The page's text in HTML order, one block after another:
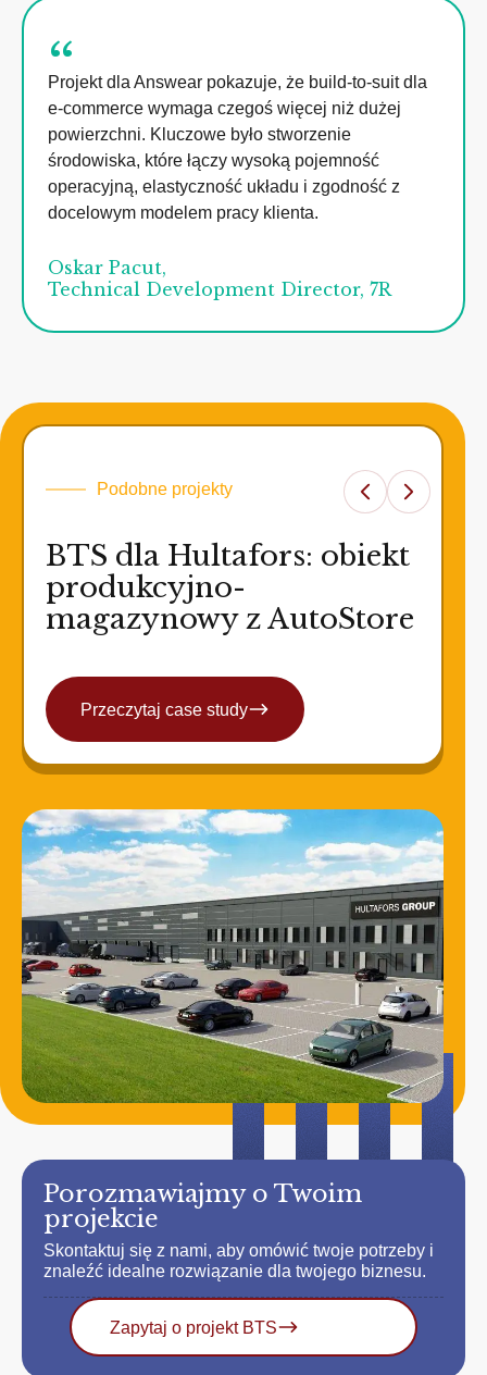
“
Projekt dla Answear pokazuje, że build-to-suit dla
e-commerce wymaga czegoś więcej niż dużej
powierzchni. Kluczowe było stworzenie
środowiska, które łączy wysoką pojemność
operacyjną, elastyczność układu i zgodność z
docelowym modelem pracy klienta.
Oskar Pacut,
Technical Development Director, 7R
Podobne projekty
BTS dla Hultafors: obiekt
produkcyjno-
magazynowy z AutoStore
Przeczytaj case study
Porozmawiajmy o Twoim
projekcie
Skontaktuj się z nami, aby omówić twoje potrzeby i
znaleźć idealne rozwiązanie dla twojego biznesu.
Zapytaj o projekt BTS